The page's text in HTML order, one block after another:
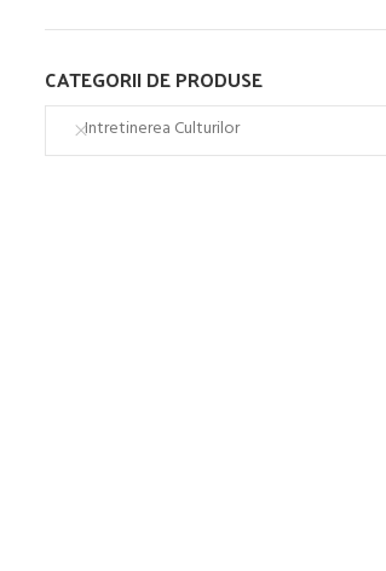
CATEGORII DE PRODUSE
Intretinerea Culturilor